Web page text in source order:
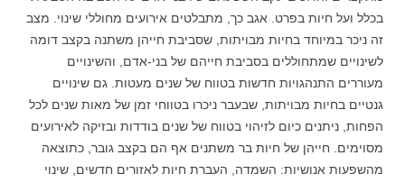
בכלל ועל חיות בפרט. אגב כך, מתבלטים אירועים מחוללי שינוי. מצב
זה ניכר במיוחד בחיות מבויתות, שסביבת חייהן משתנה בקצב דומה
לשינויים שמתחוללים בסביבת חייהם של בני-אדם, והשינויים
מעוררים התנהגויות חדשות בטווח של שנים מעטות. גם שינויים
גנטיים בחיות מבויתות, שבעבר ניכרו בטווחי זמן של מאות שנים לכל
הפחות, ניתנים כיום לזיהוי בטווח של שנים בודדות ובזיקה לאירועים
מסוימים. חייהן של חיות בר משתנים אף הם בקצב גובר, כתוצאה
מהשפעות אנושיות: השמדה, העברת חיות לאזורים חדשים, שינוי